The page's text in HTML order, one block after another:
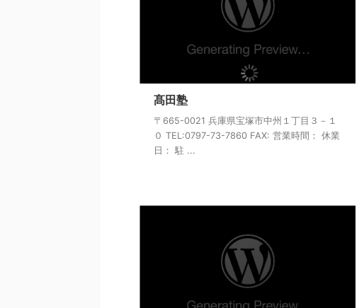
髙田塾
〒665-0021 兵庫県宝塚市中州１丁目３－１
０ TEL:0797-73-7860 FAX: 営業時間： 休業
日： 駐 ...